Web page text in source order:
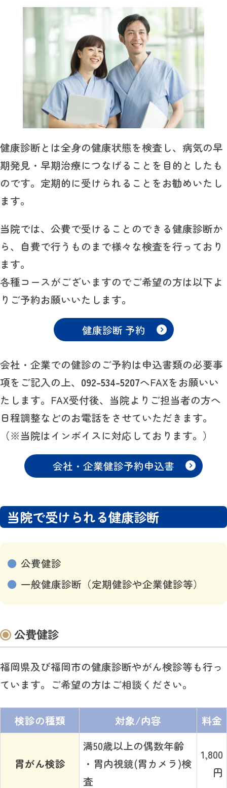
健康診断とは全身の健康状態を検査し、病気の早
期発見・早期治療につなげることを目的としたも
のです。定期的に受けられることをお勧めいたし
ます。
当院では、公費で受けることのできる健康診断か
ら、自費で行うものまで様々な検査を行っており
ます。
各種コースがございますのでご希望の方は以下よ
りご予約お願いいたします。
健康診断 予約
会社・企業での健診のご予約は申込書類の必要事
項をご記入の上、 092-534-5207へFAXをお願いい
たします。FAX受付後、当院よりご担当者の方へ
日程調整などのお電話をさせていただきます。
（※当院はインボイスに対応しております。）
会社・企業健診予約申込書
当院で受けられる健康診断
公費健診
一般健康診断（定期健診や企業健診等）
公費健診
福岡県及び福岡市の健康診断やがん検診等も行っ
ています。ご希望の方はご相談ください。
検診の種類 対象/内容 料金
胃がん検診
満50歳以上の偶数年齢
・胃内視鏡(胃カメラ)検
査
1,800
円